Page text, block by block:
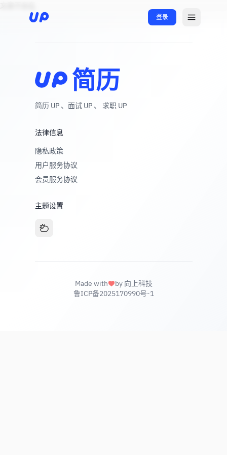
登录
简历
简历 UP 、面试 UP 、 求职 UP
法律信息
隐私政策
用户服务协议
会员服务协议
主题设置
Made with
by 向上科技
鲁ICP备2025170990号-1